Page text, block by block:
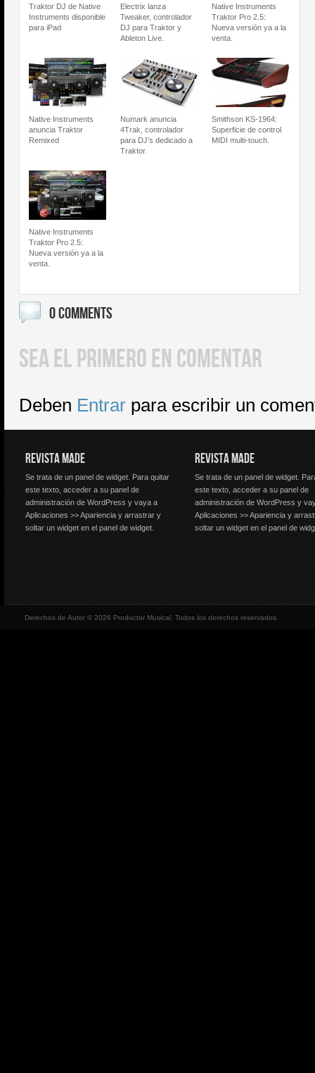
Traktor DJ de Native
Instruments disponible
para iPad
Electrix lanza
Tweaker, controlador
DJ para Traktor y
Ableton Live.
Native Instruments
Traktor Pro 2.5:
Nueva versión ya a la
venta.
Native Instruments
anuncia Traktor
Remixed
Numark anuncia
4Trak, controlador
para DJ’s dedicado a
Traktor.
Smithson KS-1964:
Superficie de control
MIDI multi-touch.
Native Instruments
Traktor Pro 2.5:
Nueva versión ya a la
venta.
0 COMMENTS
SEA EL PRIMERO EN COMENTAR
Deben Entrar para escribir un
REVISTA MADE
Se trata de un panel de widget. Para quitar
este texto, acceder a su panel de
administración de WordPress y vaya a
Aplicaciones >> Apariencia y arrastrar y
soltar un widget en el panel de widget.
REVISTA MADE
Se trata de un panel de widget.
este texto, acceder a su panel de
administración de WordPress y
Aplicaciones >> Apariencia y
soltar un widget en el panel de
Derechos de Autor © 2026 Productor Musical, Todos los derechos reservados.